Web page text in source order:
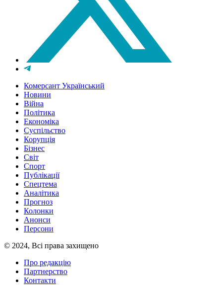
Комерсант Український
Новини
Війна
Політика
Економіка
Суспільство
Корупція
Бізнес
Світ
Спорт
Публікації
Спецтема
Аналітика
Прогноз
Колонки
Анонси
Персони
© 2024, Всі права захищено
Про редакцію
Партнерство
Контакти